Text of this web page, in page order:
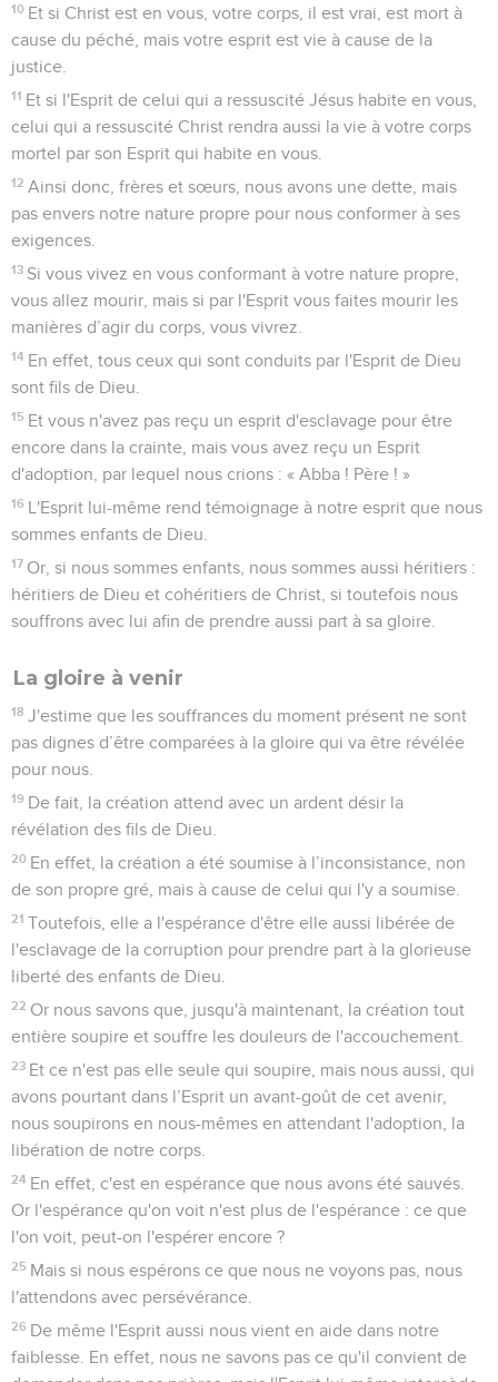
10 Et si Christ est en vous, votre corps, il est vrai, est mort à
cause du péché, mais votre esprit est vie à cause de la
justice.
11 Et si l'Esprit de celui qui a ressuscité Jésus habite en vous,
celui qui a ressuscité Christ rendra aussi la vie à votre corps
mortel par son Esprit qui habite en vous.
12 Ainsi donc, frères et sœurs, nous avons une dette, mais
pas envers notre nature propre pour nous conformer à ses
exigences.
13 Si vous vivez en vous conformant à votre nature propre,
vous allez mourir, mais si par l'Esprit vous faites mourir les
manières d’agir du corps, vous vivrez.
14 En effet, tous ceux qui sont conduits par l'Esprit de Dieu
sont fils de Dieu.
15 Et vous n'avez pas reçu un esprit d'esclavage pour être
encore dans la crainte, mais vous avez reçu un Esprit
d'adoption, par lequel nous crions : « Abba ! Père ! »
16 L'Esprit lui-même rend témoignage à notre esprit que nous
sommes enfants de Dieu.
17 Or, si nous sommes enfants, nous sommes aussi héritiers :
héritiers de Dieu et cohéritiers de Christ, si toutefois nous
souffrons avec lui afin de prendre aussi part à sa gloire.
La gloire à venir
18 J'estime que les souffrances du moment présent ne sont
pas dignes d’être comparées à la gloire qui va être révélée
pour nous.
19 De fait, la création attend avec un ardent désir la
révélation des fils de Dieu.
20 En effet, la création a été soumise à l’inconsistance, non
de son propre gré, mais à cause de celui qui l'y a soumise.
21 Toutefois, elle a l'espérance d'être elle aussi libérée de
l'esclavage de la corruption pour prendre part à la glorieuse
liberté des enfants de Dieu.
22 Or nous savons que, jusqu'à maintenant, la création tout
entière soupire et souffre les douleurs de l'accouchement.
23 Et ce n'est pas elle seule qui soupire, mais nous aussi, qui
avons pourtant dans l’Esprit un avant-goût de cet avenir,
nous soupirons en nous-mêmes en attendant l'adoption, la
libération de notre corps.
24 En effet, c'est en espérance que nous avons été sauvés.
Or l'espérance qu'on voit n'est plus de l'espérance : ce que
l'on voit, peut-on l'espérer encore ?
25 Mais si nous espérons ce que nous ne voyons pas, nous
l'attendons avec persévérance.
26 De même l'Esprit aussi nous vient en aide dans notre
faiblesse. En effet, nous ne savons pas ce qu'il convient de